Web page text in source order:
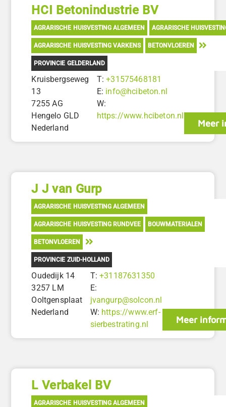
HCI Betonindustrie BV
AGRARISCHE HUISVESTING ALGEMEEN AGRARISCHE
AGRARISCHE HUISVESTING VARKENS BETONVLOEREN
PROVINCIE GELDERLAND
Kruisbergseweg
13
7255 AG
Hengelo GLD
Nederland
T:+31575468181
E: info@hcibeton.nl
W:
https://www.hcibeton.nl
Meer
J J van Gurp
AGRARISCHE HUISVESTING ALGEMEEN
AGRARISCHE HUISVESTING RUNDVEE BOUWMATERIALEN
BETONVLOEREN
PROVINCIE ZUID-HOLLAND
Oudedijk 14
3257 LM
Ooltgensplaat
Nederland
T:+31187631350
E:
jvangurp@solcon.nl
W: https://www.erf-
sierbestrating.nl
Meer
L Verbakel BV
AGRARISCHE HUISVESTING ALGEMEEN